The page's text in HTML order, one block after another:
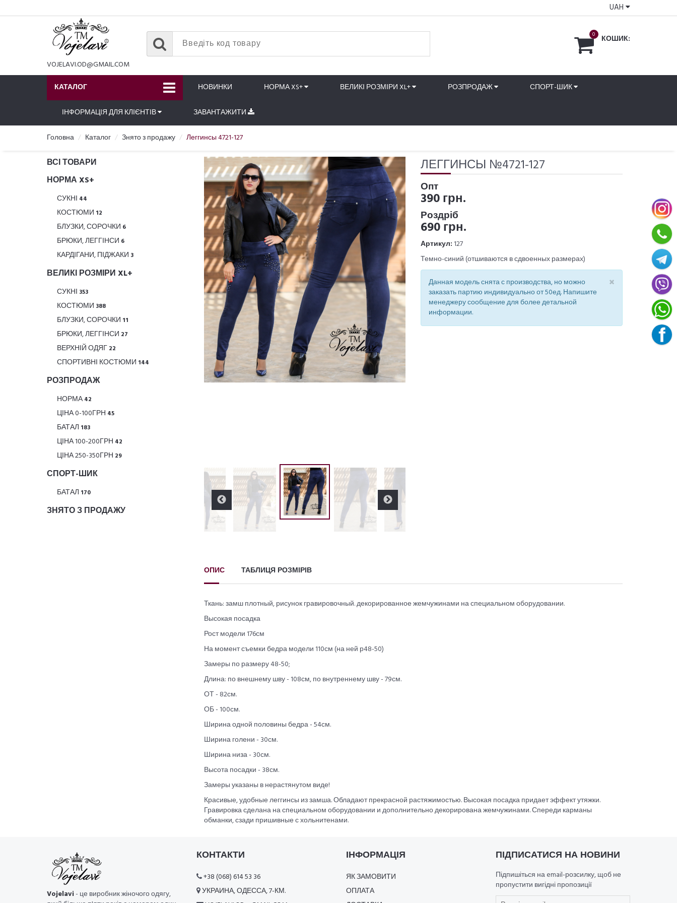
UAH
VOJELAVI.OD@GMAIL.COM
0 КОШИК:
КАТАЛОГ НОВИНКИ НОРМА XS+ ВЕЛИКІ РОЗМІРИ XL+ РОЗПРОДАЖ СПОРТ-ШИК
ІНФОРМАЦІЯ ДЛЯ КЛІЄНТІВ ЗАВАНТАЖИТИ
Головна Каталог Знято з продажу Леггинсы 4721-127
ВСІ ТОВАРИ
НОРМА XS+
СУКНІ 44
КОСТЮМИ 12
БЛУЗКИ, СОРОЧКИ 6
БРЮКИ, ЛЕГГІНСИ 6
КАРДІГАНИ, ПІДЖАКИ 3
ВЕЛИКІ РОЗМІРИ XL+
СУКНІ 353
КОСТЮМИ 388
БЛУЗКИ, СОРОЧКИ 11
БРЮКИ, ЛЕГГІНСИ 27
ВЕРХНІЙ ОДЯГ 22
СПОРТИВНІ КОСТЮМИ 144
РОЗПРОДАЖ
НОРМА42
ЦІНА 0-100ГРН 45
БАТАЛ 183
ЦІНА 100-200ГРН 42
ЦІНА 250-350ГРН 29
СПОРТ-ШИК
БАТАЛ 170
ЗНЯТО З ПРОДАЖУ
ЛЕГГИНСЫ №4721-127
Опт
390 грн.
Роздріб
690 грн.
Артикул: 127
Темно-синий (отшиваются в сдвоенных размерах)
×
Данная модель снята с производства, но можно
заказать партию индивидуально от 50ед. Напишите
менеджеру сообщение для более детальной
информации.
ОПИС ТАБЛИЦЯ РОЗМІРІВ
Ткань: замш плотный, рисунок гравировочный. декорированное жемчужинами на специальном оборудовании.
Высокая посадка
Рост модели 176см
На момент съемки бедра модели 110см (на ней р48-50)
Замеры по размеру 48-50;
Длина: по внешнему шву - 108см, по внутреннему шву - 79см.
ОТ - 82см.
ОБ - 100см.
Ширина одной половины бедра - 54см.
Ширина голени - 30см.
Ширина низа - 30см.
Высота посадки - 38см.
Замеры указаны в нерастянутом виде!
Красивые, удобные леггинсы из замша. Обладают прекрасной растяжимостью. Высокая посадка придает эффект утяжки.
Гравировка сделана на специальном оборудовании и дополнительно декорирована жемчужинами. Спереди карманы
обманки, сзади пришивные с хольнитенами.
Vojelavi- це виробник жіночого одягу,
КОНТАКТИ
+38 (068) 614 53 36
УКРАИНА, ОДЕССА, 7-КМ.
ІНФОРМАЦІЯ
ЯК ЗАМОВИТИ
ОПЛАТА
ПІДПИСАТИСЯ НА НОВИНИ
Підпишіться на email-розсилку, щоб не
пропустити вигідні пропозиції